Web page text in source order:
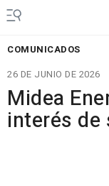
COMUNICADOS
26 DE JUNIO DE 2026
Midea
interés de